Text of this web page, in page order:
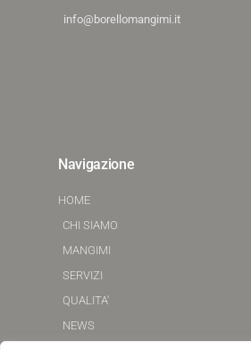
info@borellomangimi.it
Navigazione
HOME
CHI SIAMO
MANGIMI
SERVIZI
QUALITA'
NEWS